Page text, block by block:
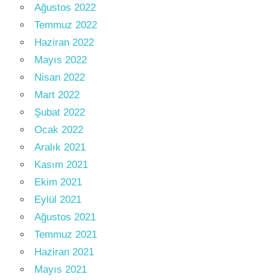
Ağustos 2022
Temmuz 2022
Haziran 2022
Mayıs 2022
Nisan 2022
Mart 2022
Şubat 2022
Ocak 2022
Aralık 2021
Kasım 2021
Ekim 2021
Eylül 2021
Ağustos 2021
Temmuz 2021
Haziran 2021
Mayıs 2021